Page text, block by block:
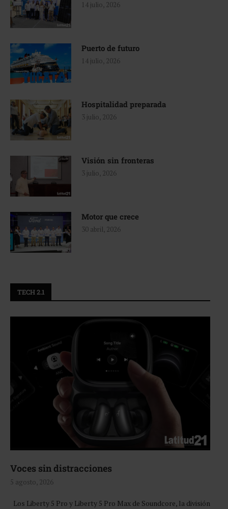
14 julio, 2026
Puerto de futuro
14 julio, 2026
Hospitalidad preparada
3 julio, 2026
Visión sin fronteras
3 julio, 2026
Motor que crece
30 abril, 2026
TECH 2.1
Voces sin distracciones
5 agosto, 2026
Los Liberty 5 Pro y Liberty 5 Pro Max de Soundcore, la división